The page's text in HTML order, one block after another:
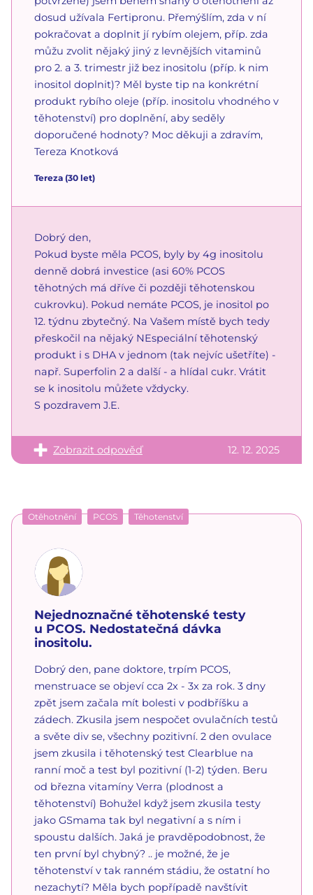
dosud užívala Fertipronu. Přemýšlím, zda v ní
pokračovat a doplnit jí rybím olejem, příp. zda
můžu zvolit nějaký jiný z levnějších vitaminů
pro 2. a 3. trimestr již bez inositolu (příp. k nim
inositol doplnit)? Měl byste tip na konkrétní
produkt rybího oleje (příp. inositolu vhodného v
těhotenství) pro doplnění, aby seděly
doporučené hodnoty? Moc děkuji a zdravím,
Tereza Knotková
Tereza (30 let)
Dobrý den,
Pokud byste měla PCOS, byly by 4g inositolu
denně dobrá investice (asi 60% PCOS
těhotných má dříve či později těhotenskou
cukrovku). Pokud nemáte PCOS, je inositol po
12. týdnu zbytečný. Na Vašem místě bych tedy
přeskočil na nějaký NEspeciální těhotenský
produkt i s DHA v jednom (tak nejvíc ušetříte) -
např. Superfolin 2 a další - a hlídal cukr. Vrátit
se k inositolu můžete vždycky.
S pozdravem J.E.
Zobrazit odpověď 12. 12. 2025
Otěhotnění PCOS Těhotenství
Nejednoznačné těhotenské testy
u PCOS. Nedostatečná dávka
inositolu.
Dobrý den, pane doktore, trpím PCOS,
menstruace se objeví cca 2x - 3x za rok. 3 dny
zpět jsem začala mít bolesti v podbříšku a
zádech. Zkusila jsem nespočet ovulačních testů
a světe div se, všechny pozitivní. 2 den ovulace
jsem zkusila i těhotenský test Clearblue na
ranní moč a test byl pozitivní (1-2) týden. Beru
od března vitamíny Verra (plodnost a
těhotenství) Bohužel když jsem zkusila testy
jako GSmama tak byl negativní a s ním i
spoustu dalších. Jaká je pravděpodobnost, že
ten první byl chybný? .. je možné, že je
těhotenství v tak ranném stádiu, že ostatní ho
nezachytí? Měla bych popřípadě navštívit